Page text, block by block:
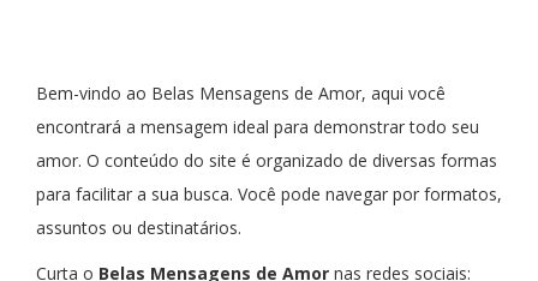
Bem-vindo ao Belas Mensagens de Amor, aqui você
encontrará a mensagem ideal para demonstrar todo seu
amor. O conteúdo do site é organizado de diversas formas
para facilitar a sua busca. Você pode navegar por formatos,
assuntos ou destinatários.
Curta o Belas Mensagens de Amor nas redes sociais: